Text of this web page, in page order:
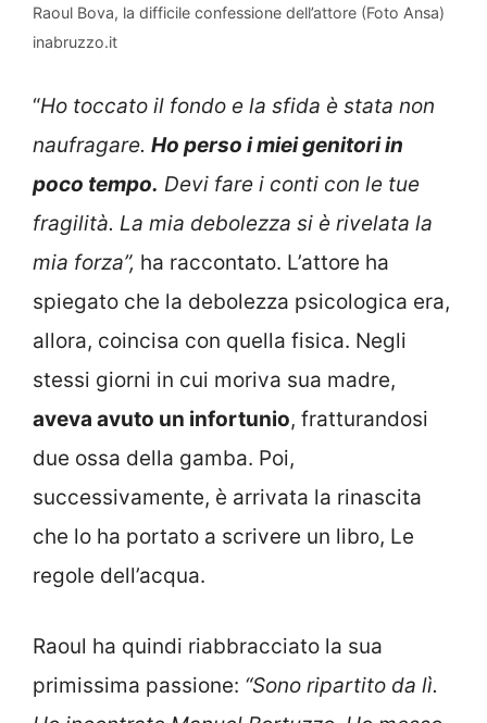
Raoul Bova, la difficile confessione dell’attore (Foto Ansa)
inabruzzo.it
“Ho toccato il fondo e la sfida è stata non
naufragare. Ho perso i miei genitori in
poco tempo. Devi fare i conti con le tue
fragilità. La mia debolezza si è rivelata la
mia forza”, ha raccontato. L’attore ha
spiegato che la debolezza psicologica era,
allora, coincisa con quella fisica. Negli
stessi giorni in cui moriva sua madre,
aveva avuto un infortunio, fratturandosi
due ossa della gamba. Poi,
successivamente, è arrivata la rinascita
che lo ha portato a scrivere un libro, Le
regole dell’acqua.
Raoul ha quindi riabbracciato la sua
primissima passione: “Sono ripartito da lì.